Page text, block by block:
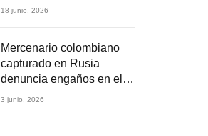
Colombia
18 junio, 2026
Mercenario colombiano
capturado en Rusia
denuncia engaños en el
reclutamiento para la
3 junio, 2026